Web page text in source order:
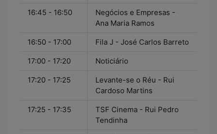
16:45 - 16:50
Negócios e Empresas -
Ana Maria Ramos
16:50 - 17:00 Fila J - José Carlos Barreto
17:00 - 17:20 Noticiário
17:20 - 17:25
Levante-se o Réu - Rui
Cardoso Martins
17:25 - 17:35
TSF Cinema - Rui Pedro
Tendinha